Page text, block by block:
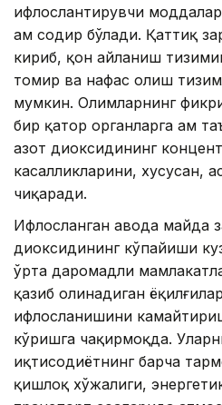
ифлослантирувчи
ҳам содир бўлади. Қаттиқ
кириб, қон айланиш
томир ва нафас олиш
мумкин. Олимларнинг
бир қатор органларга ҳам
азот диоксидининг
касалликларини, хусусан,
чиқаради.
Ифлосланган ҳавода майда
диоксидининг кўпайиши
ўрта даромадли
қазиб олинадиган
ифлосланишини
кўришга чақирмоқда.
иқтисодиётнинг барча
қишлоқ хўжалиги,